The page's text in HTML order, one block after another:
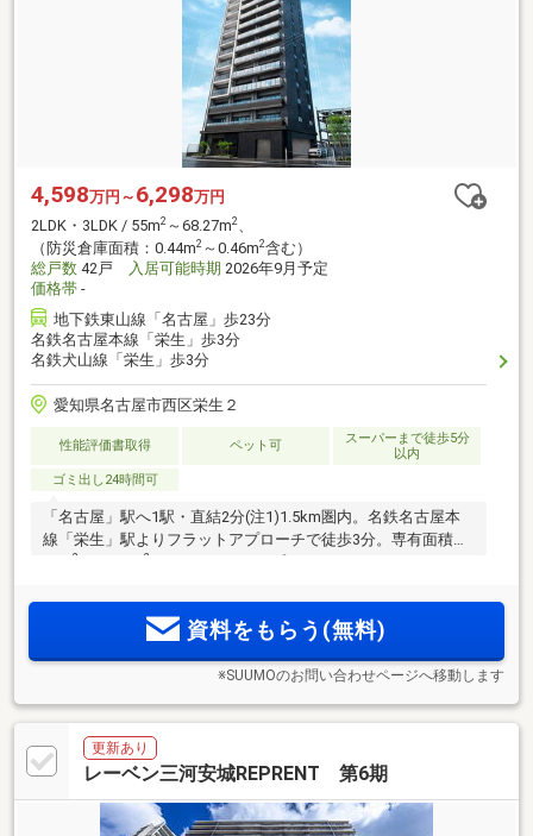
4,598万円～ 6,298万円
2LDK・3LDK / 55m2 ～68.27m2、
（防災倉庫面積：0.44m2 ～0.46m2含む）
総戸数 42戸 入居可能時期 2026年9月予定
価格帯 -
地下鉄東山線「名古屋」歩23分
名鉄名古屋本線「栄生」歩3分
名鉄犬山線「栄生」歩3分
愛知県名古屋市西区栄生２
性能評価書取得 ペット可
スーパーまで徒歩5分
以内
ゴミ出し24時間可
「名古屋」駅へ1駅・直結2分(注1)1.5km圏内。名鉄名古屋本
線「栄生」駅よりフラットアプローチで徒歩3分。専有面積／
2 2
、2LDK～3LDKのプランバリエーション。
率66％(注2)。イオンモール Nagoya Noritake Garden（注3）
資料をもらう(無料)
※SUUMOのお問い合わせページへ移動します
更新あり
レーベン三河安城REPRENT 第6期